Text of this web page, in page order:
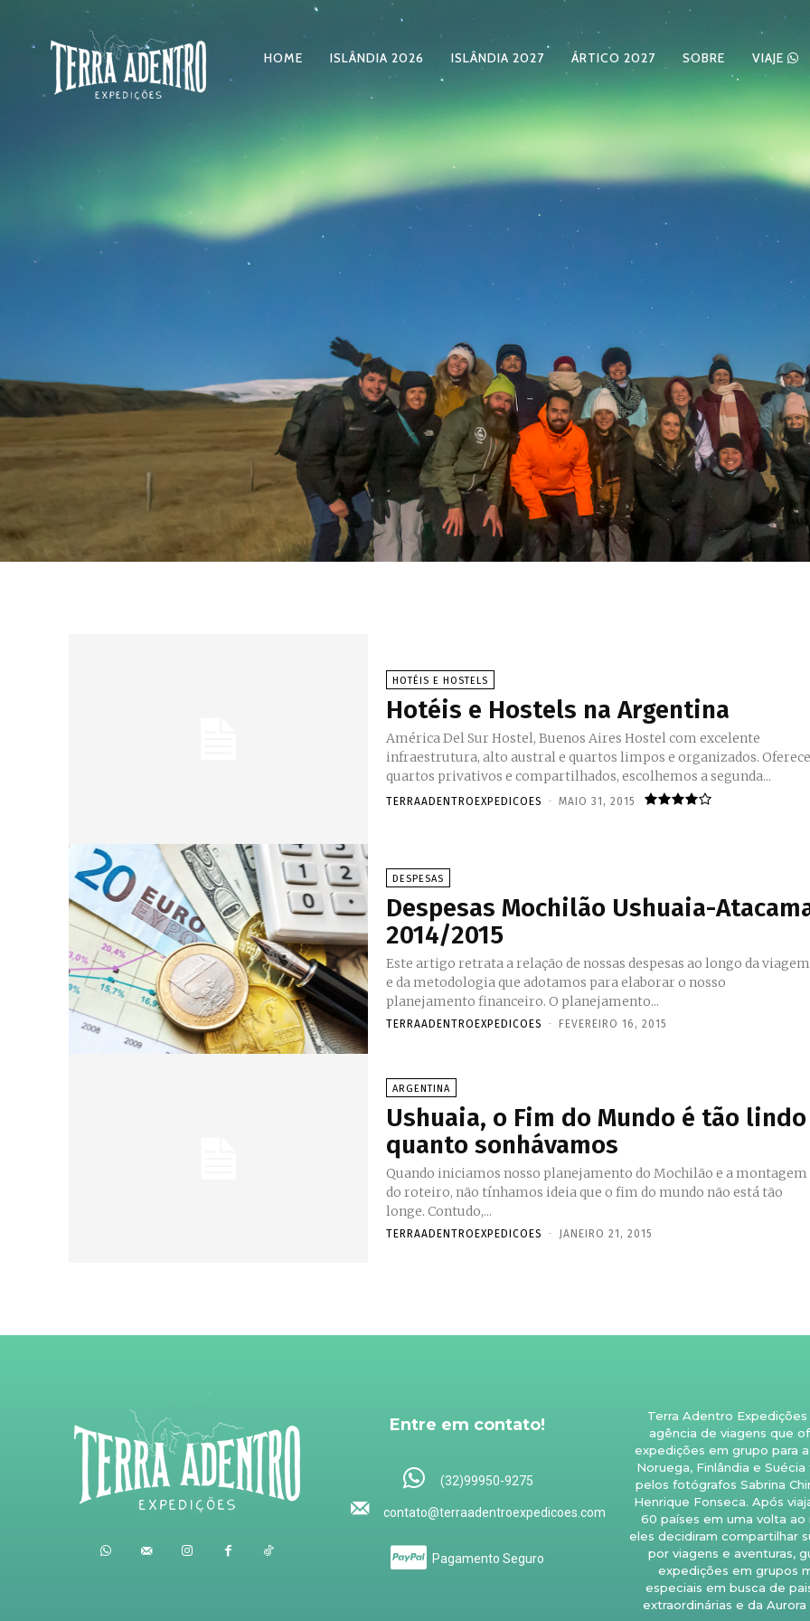
HOME ISLÂNDIA 2026 ISLÂNDIA 2027 ÁRTICO 2027 SOBRE VIAJE
HOTÉIS E HOSTELS
Hotéis e Hostels na Argentina
América Del Sur Hostel, Buenos Aires Hostel com excelente
infraestrutura, alto austral e quartos limpos e organizados.
quartos privativos e compartilhados, escolhemos a segunda...
TERRAADENTROEXPEDICOES - MAIO 31, 2015
DESPESAS
Despesas Mochilão Ushuaia-
2014/2015
Este artigo retrata a relação de nossas despesas ao longo da viagem
e da metodologia que adotamos para elaborar o nosso
planejamento financeiro. O planejamento...
TERRAADENTROEXPEDICOES - FEVEREIRO 16, 2015
ARGENTINA
Ushuaia, o Fim do Mundo é tão lindo
quanto sonhávamos
Quando iniciamos nosso planejamento do Mochilão e a montagem
do roteiro, não tínhamos ideia que o fim do mundo não está tão
longe. Contudo,...
TERRAADENTROEXPEDICOES - JANEIRO 21, 2015
Entre em contato!
(32)99950-9275
contato@terraadentroexpedicoes.com
Pagamento Seguro
Terra Adentro Expedições
agência de viagens que
expedições em grupo para a
Noruega, Finlândia e Suécia
pelos fotógrafos Sabrina
Henrique Fonseca. Após
60 países em uma volta ao
eles decidiram compartilhar
por viagens e aventuras,
expedições em grupos
especiais em busca de
extraordinárias e da Aurora